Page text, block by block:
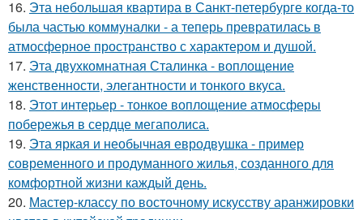
16. Эта небольшая квартира в Санкт-петербурге когда-то
была частью коммуналки - а теперь превратилась в
атмосферное пространство с характером и душой.
17. Эта двухкомнатная Сталинка - воплощение
женственности, элегантности и тонкого вкуса.
18. Этот интерьер - тонкое воплощение атмосферы
побережья в сердце мегаполиса.
19. Эта яркая и необычная евродвушка - пример
современного и продуманного жилья, созданного для
комфортной жизни каждый день.
20. Мастер-классу по восточному искусству аранжировки